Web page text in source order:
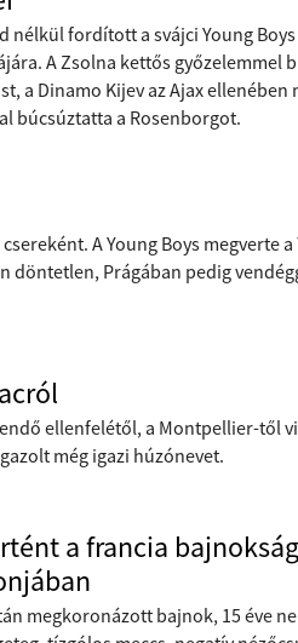
fordított a svájci Young
A Zsolna kettős győzelemmel
a Dinamo Kijev az Ajax ellenében
búcsúztatta a Rosenborgot.
A Young Boys megverte
döntetlen, Prágában pedig
ellenfelétől, a Montpellier-től
még igazi húzónevet.
a francia
megkoronázott bajnok, 15 éve